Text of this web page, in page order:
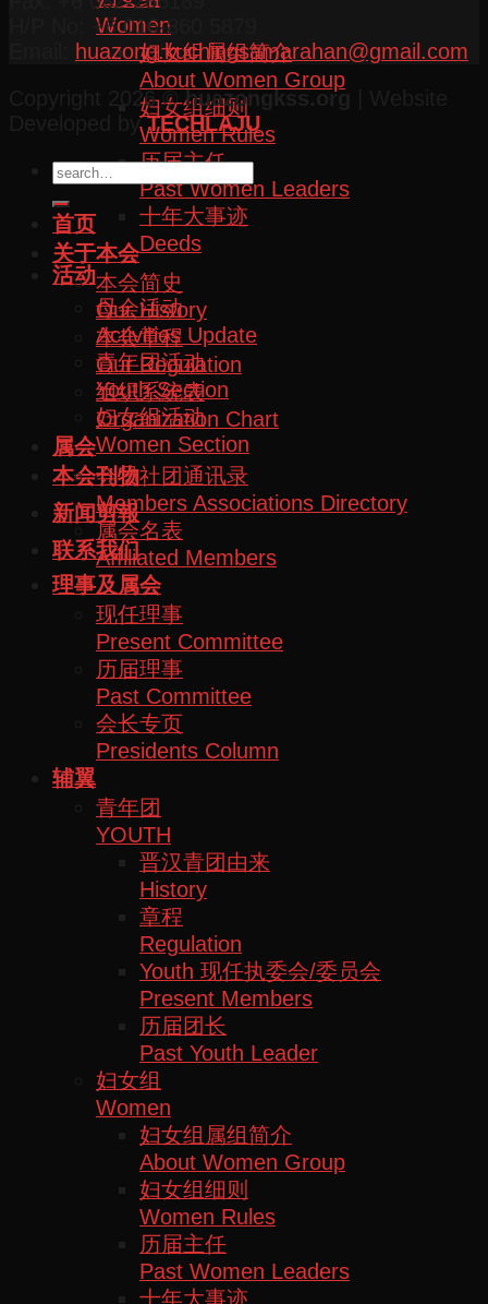
Women
妇女组属组简介
About Women Group
妇女组细则
Women Rules
历届主任
Past Women Leaders
十年大事迹
Deeds
活动
母会活动
Activities Update
青年团活动
Youth Section
妇女组活动
Women Section
本会刊物
新闻剪報
联系我们
H/P No: +6 016-860 5879
huazong.kuchingsamarahan@gmail.com
Copyright 2026 ©huazongkss.org
Developed byTECHLAJU
首页
关于本会
本会简史
Our History
本会章程
Our Regulation
组织系统表
Organization Chart
属会
会员社团通讯录
Members Associations Directory
属会名表
Affiliated Members
理事及属会
现任理事
Present Committee
历届理事
Past Committee
会长专页
Presidents Column
辅翼
青年团
YOUTH
晋汉青团由来
History
章程
Regulation
Youth 现任执委会/委员会
Present Members
历届团长
Past Youth Leader
妇女组
Women
妇女组属组简介
About Women Group
妇女组细则
Women Rules
历届主任
Past Women Leaders
十年大事迹